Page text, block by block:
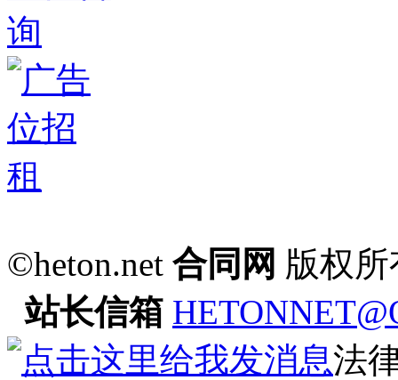
©heton.net 合同网 版权所
站长信箱
法